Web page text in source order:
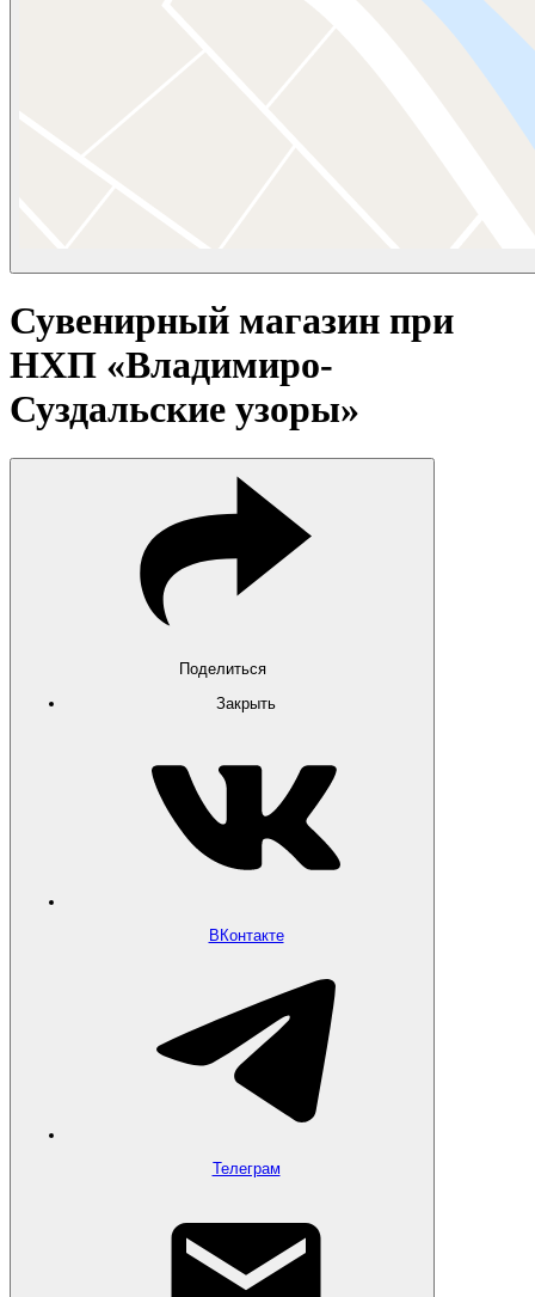
Сувенирный магазин при
НХП «Владимиро-
Суздальские узоры»
Поделиться
Закрыть
ВКонтакте
Телеграм